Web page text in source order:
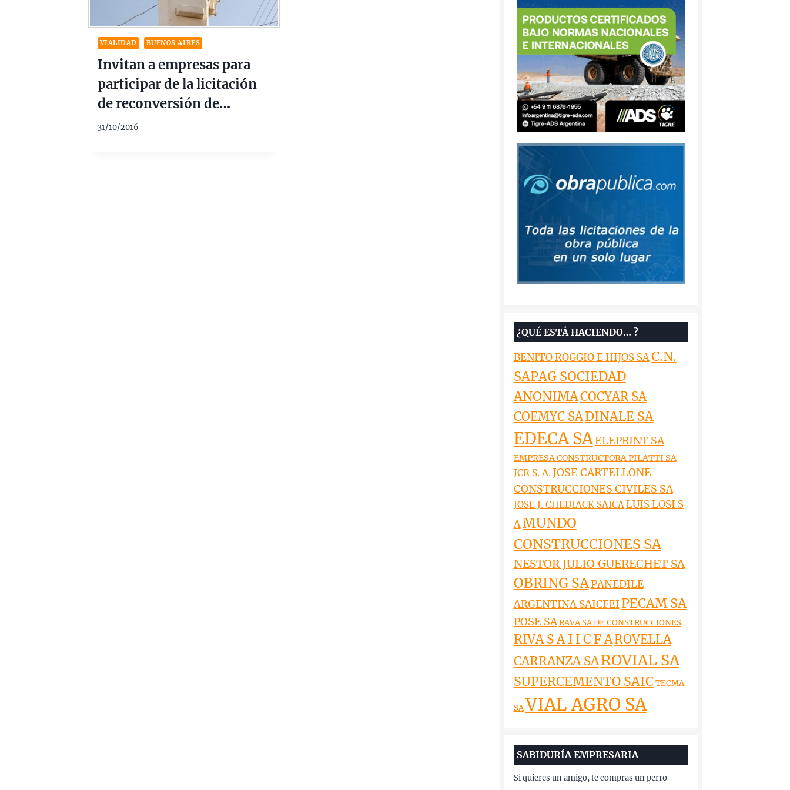
VIALIDAD BUENOS AIRES
Invitan a empresas para
participar de la licitación
de reconversión de
alumbrado
31/10/2016
¿QUÉ ESTÁ HACIENDO… ?
BENITO ROGGIO E HIJOS SAC.N.
SAPAG SOCIEDAD
ANONIMACOCYAR SA
COEMYC SADINALE SA
EDECA SAELEPRINT SA
EMPRESA CONSTRUCTORA PILATTI SA
JCR S. A.JOSE CARTELLONE
CONSTRUCCIONES CIVILES SA
JOSE J. CHEDIACK SAICALUIS LOSI S
AMUNDO
CONSTRUCCIONES SA
NESTOR JULIO GUERECHET SA
OBRING SAPANEDILE
ARGENTINA SAICFEI PECAM SA
POSE SARAVA SA DE CONSTRUCCIONES
RIVA S A I I C F AROVELLA
CARRANZA SAROVIAL SA
SUPERCEMENTO SAIC TECMA
SAVIAL AGRO SA
SABIDURÍA EMPRESARIA
Si quieres un amigo, te compras un perro